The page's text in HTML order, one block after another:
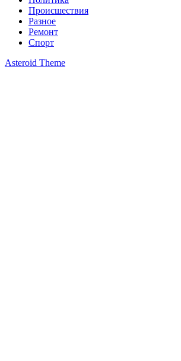
Происшествия
Разное
Ремонт
Спорт
Asteroid Theme